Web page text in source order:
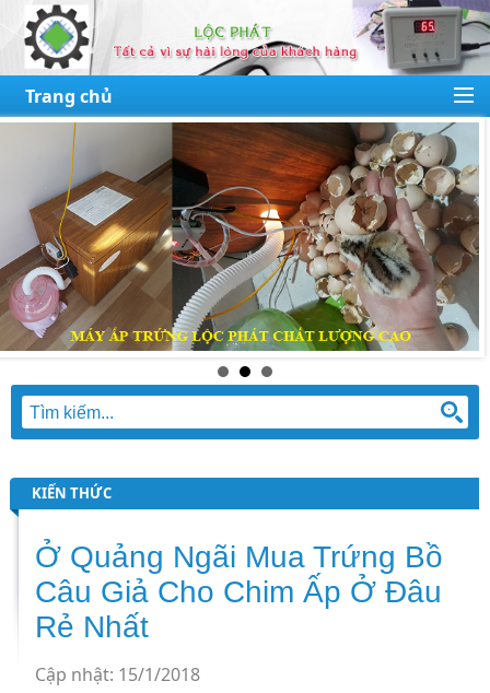
Trang chủ
KIẾN THỨC
Ở Quảng Ngãi Mua Trứng Bồ
Câu Giả Cho Chim Ấp Ở Đâu
Rẻ Nhất
Cập nhật: 15/1/2018